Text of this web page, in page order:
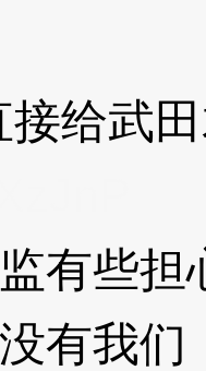
给武田
些担
有我